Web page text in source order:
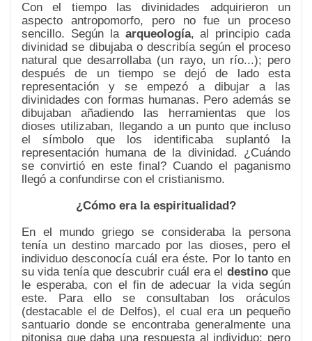
Con el tiempo las divinidades adquirieron un
aspecto antropomorfo, pero no fue un proceso
sencillo. Según la arqueología, al principio cada
divinidad se dibujaba o describía según el proceso
natural que desarrollaba (un rayo, un río...); pero
después de un tiempo se dejó de lado esta
representación y se empezó a dibujar a las
divinidades con formas humanas. Pero además se
dibujaban añadiendo las herramientas que los
dioses utilizaban, llegando a un punto que incluso
el símbolo que los identificaba suplantó la
representación humana de la divinidad. ¿Cuándo
se convirtió en este final? Cuando el paganismo
llegó a confundirse con el cristianismo.
¿Cómo era la espiritualidad?
En el mundo griego se consideraba la persona
tenía un destino marcado por las dioses, pero el
individuo desconocía cuál era éste. Por lo tanto en
su vida tenía que descubrir cuál era el destinoque
le esperaba, con el fin de adecuar la vida según
este. Para ello se consultaban los oráculos
(destacable el de Delfos), el cual era un pequeño
santuario donde se encontraba generalmente una
pitonisa que daba una respuesta al individuo; pero